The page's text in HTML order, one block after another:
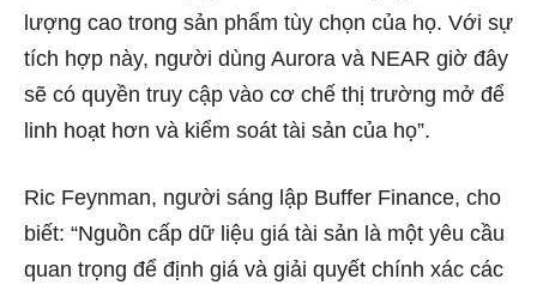
lượng cao trong sản phẩm tùy chọn của họ. Với sự
tích hợp này, người dùng Aurora và NEAR giờ đây
sẽ có quyền truy cập vào cơ chế thị trường mở để
linh hoạt hơn và kiểm soát tài sản của họ”.
Ric Feynman, người sáng lập Buffer Finance, cho
biết: “Nguồn cấp dữ liệu giá tài sản là một yêu cầu
quan trọng để định giá và giải quyết chính xác các